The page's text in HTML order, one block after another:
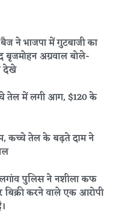
ने भाजपा में गुटबाजी का
बृजमोहन अग्रवाल बोले-
देखे
तेल में लगी आग, $120 के
कच्चे तेल के बढ़ते दाम ने
पुलिस ने नशीला कफ
करने वाले एक आरोपी